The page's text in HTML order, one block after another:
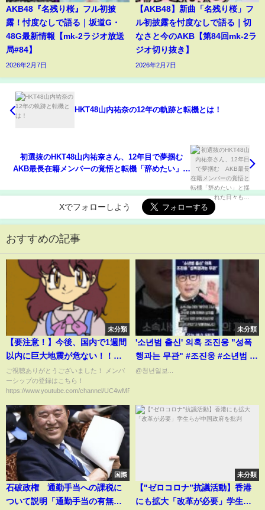
AKB48『名残り桜』フル初披
露！忖度なしで語る｜坂道G・
48G最新情報【mk-2ラジオ放送
局#84】
2026年2月7日
【AKB48】新曲「名残り桜」フ
ル初披露を忖度なしで語る｜切
なさと今のAKB【第84回mk-2ラ
ジオ切り抜き】
2026年2月7日
HKT48山内祐奈の12年の軌跡と転機とは！
初選抜のHKT48山内祐奈さん、12年目で夢掴む
AKB最長在籍メンバーの覚悟と転機「辞めたい」と
Xでフォローしよう
おすすめの記事
未分類
【要注意！】今後、国内で1週間
以内に巨大地震が危ない！！わ
かりやすく解説します！
ご視聴ありがとうございました！ メンバ
ーシップの登録はこちら！
https://www.youtube.com/channel/UC4wMR...
未分類
'소년범 출신' 의혹 조진웅 "성폭
행과는 무관" #조진웅 #소년범 #
사람엔터테인먼트 #성폭행 #청년
@청년일보...
国際
石破政権 通勤手当への課税に
ついて説明「通勤手当の有無で
未分類
【"ゼロコロナ”抗議活動】香港
にも拡大「改革が必要」学生ら